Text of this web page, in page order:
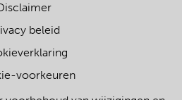
beleid
voorkeuren